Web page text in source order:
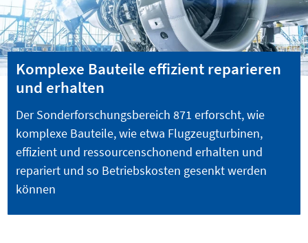
Komplexe Bauteile effizient reparieren
und erhalten
Der Sonderforschungsbereich 871 erforscht, wie
komplexe Bauteile, wie etwa Flugzeugturbinen,
effizient und ressourcenschonend erhalten und
repariert und so Betriebskosten gesenkt werden
können